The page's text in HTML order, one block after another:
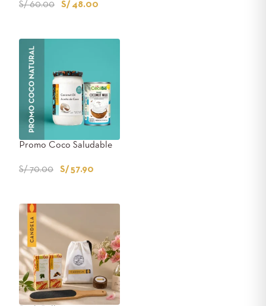
S/60.00 S/ 48.00
Promo Coco Saludable
S/70.00 S/ 57.90